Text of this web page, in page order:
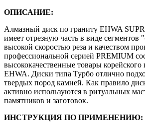
ОПИСАНИЕ:
Алмазный диск по граниту EHWA
имеет отрезную часть в виде сегментов
высокой скоростью реза и качеством
профессиональной серией PREMIUM
высококачественные товары корейского
EHWA. Диски типа Турбо отлично
твердых пород камней. Как правило
активно используются в ритуальных
памятников и заготовок.
ИНСТРУКЦИЯ ПО ПРИМЕНЕНИЮ: